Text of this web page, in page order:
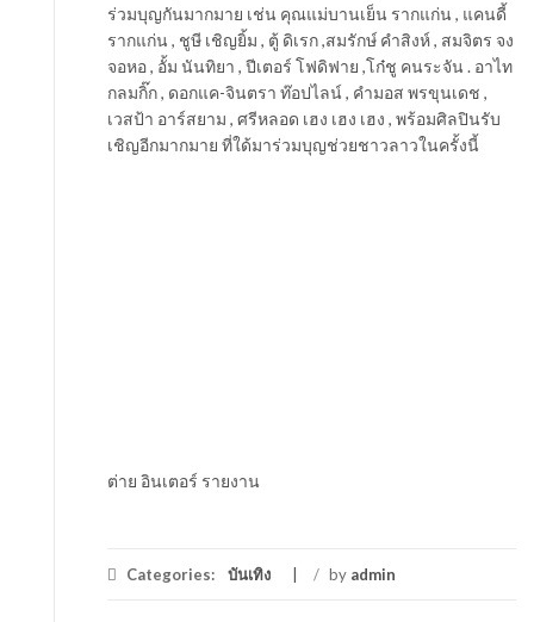
ร่วมบุญกันมากมาย เช่น คุณแม่บานเย็น รากแก่น , แคนดี้
รากแก่น , ชูษี เชิญยิ้ม , ตู้ ดิเรก ,สมรักษ์ คำสิงห์ , สมจิตร จง
จอหอ , อั้ม นันทิยา , ปีเตอร์ โฟดิฟาย ,โก๋ชู คนระจัน . อาไท
กลมกิ๊ก , ดอกแค-จินตรา ท๊อปไลน์ , คำมอส พรขุนเดช ,
เวสป้า อาร์สยาม , ศรีหลอด เฮง เฮง เฮง , พร้อมศิลปินรับ
เชิญอีกมากมาย ที่ใด้มาร่วมบุญช่วยชาวลาวในครั้งนี้
ต่าย อินเตอร์ รายงาน
Categories: บันเทิง / by admin